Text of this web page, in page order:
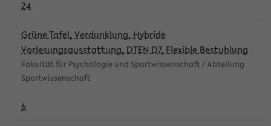
24
Grüne Tafel, Verdunklung, Hybride
Vorlesungsausstattung, DTEN D7, Flexible Bestuhlung
Fakultät für Psychologie und Sportwissenschaft / Abteilung
Sportwissenschaft
6